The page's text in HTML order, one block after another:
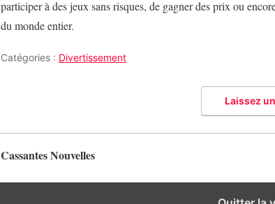
participer à des jeux sans risques, de gagner des prix ou
du monde entier.
Catégories : Divertissement
Laissez
Cassantes Nouvelles